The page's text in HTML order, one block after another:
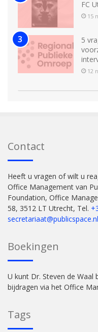
FC
15
5
12
Contact
Heeft u vragen of wilt u
Office Management van
Foundation, Office
58, 3512 LT Utrecht, Tel.
secretariaat@publicspace.nl
Boekingen
U kunt Dr. Steven de Waal
bijdragen via het Office
Tags